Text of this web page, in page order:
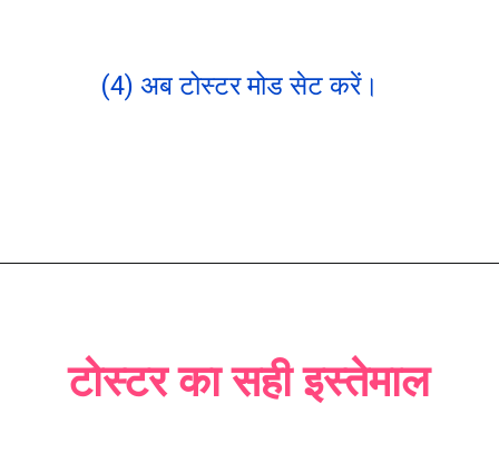
(4) अब टोस्टर मोड सेट करें।
टोस्टर का सही इस्तेमाल